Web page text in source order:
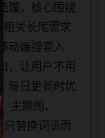
理，核心围绕
关长尾需求
动端搜索入
，让用户不用
每日更新时优
主题图、
替换词语而